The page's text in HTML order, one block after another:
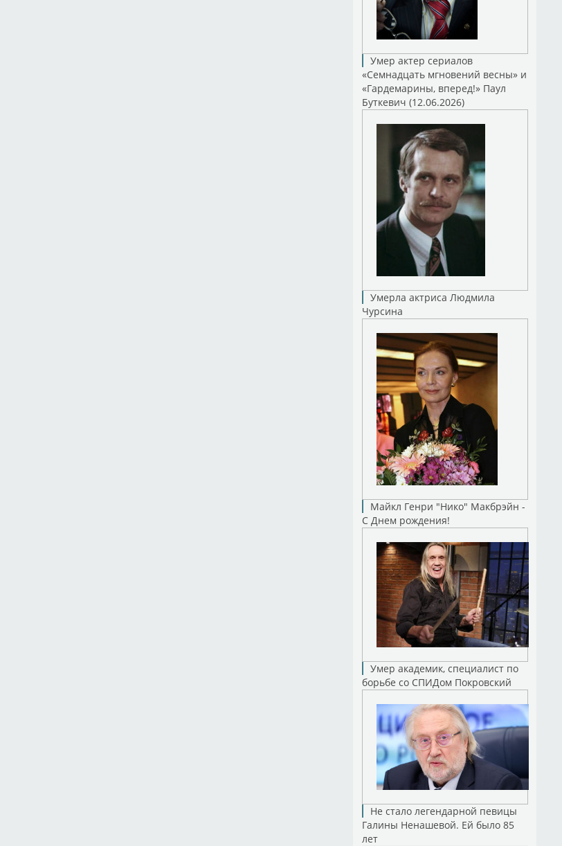
Умер актер сериалов
«Семнадцать мгновений весны» и
«Гардемарины, вперед!» Паул
Буткевич (12.06.2026)
Умерла актриса Людмила
Чурсина
Майкл Генри "Нико" Макбрэйн -
С Днем рождения!
Умер академик, специалист по
борьбе со СПИДом Покровский
Не стало легендарной певицы
Галины Ненашевой. Ей было 85
лет